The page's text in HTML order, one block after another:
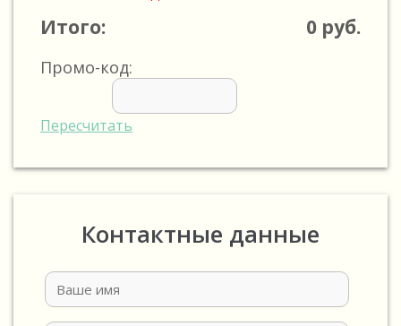
Итого: 0 руб.
Промо-код:
Пересчитать
Контактные данные